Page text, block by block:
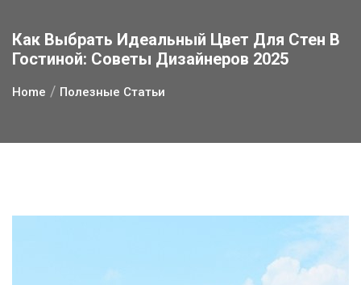
Как Выбрать Идеальный Цвет Для Стен В
Гостиной: Советы Дизайнеров 2025
Home Полезные Статьи